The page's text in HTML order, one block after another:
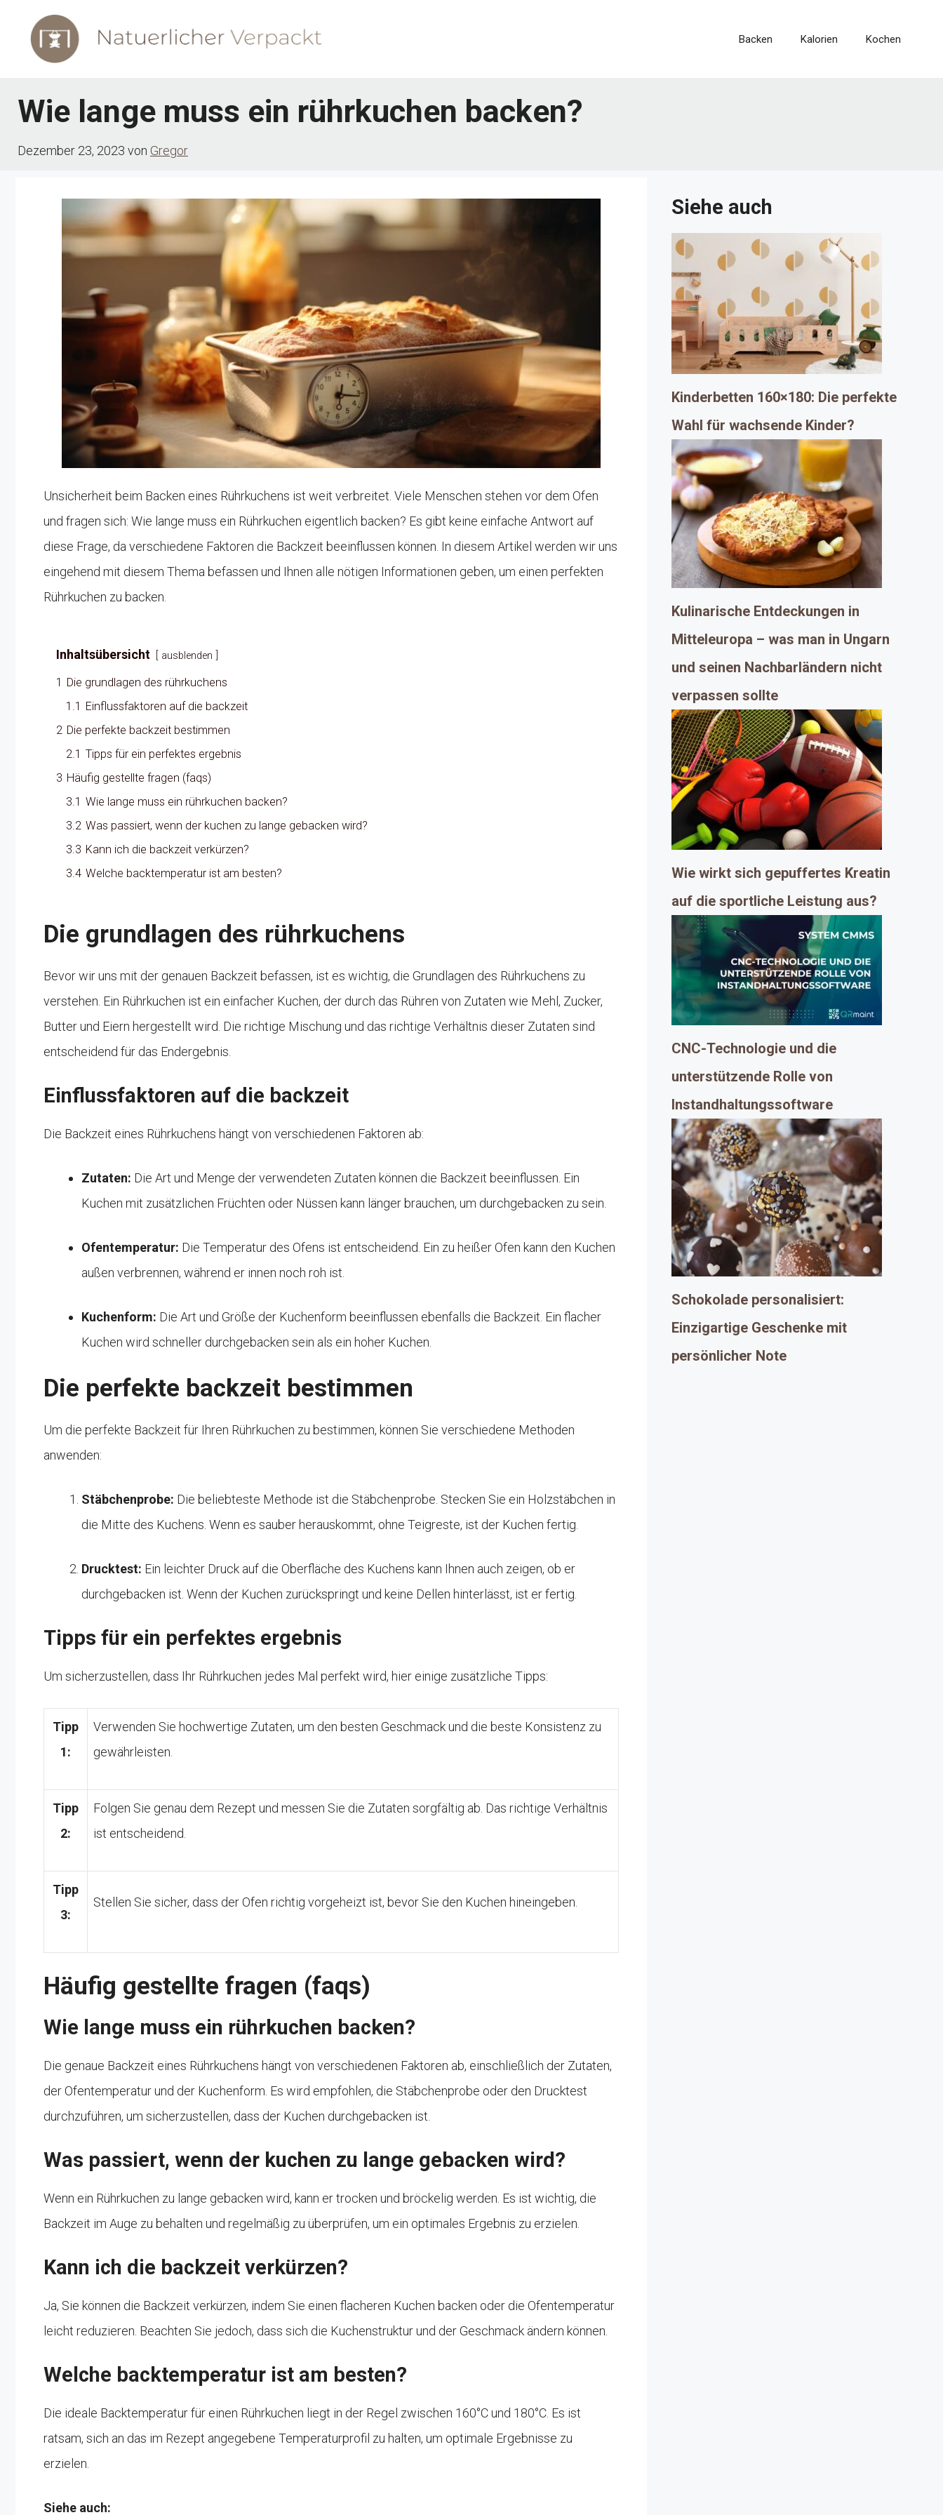
springen
Backen Kalorien Kochen
Wie lange muss ein rührkuchen backen?
Dezember 23, 2023 von Gregor
Unsicherheit beim Backen eines Rührkuchens ist weit verbreitet. Viele Menschen stehen vor dem Ofen
und fragen sich: Wie lange muss ein Rührkuchen eigentlich backen? Es gibt keine einfache Antwort auf
diese Frage, da verschiedene Faktoren die Backzeit beeinflussen können. In diesem Artikel werden wir uns
eingehend mit diesem Thema befassen und Ihnen alle nötigen Informationen geben, um einen perfekten
Rührkuchen zu backen.
Inhaltsübersicht ausblenden
1 Die grundlagen des rührkuchens
1.1 Einflussfaktoren auf die backzeit
2 Die perfekte backzeit bestimmen
2.1 Tipps für ein perfektes ergebnis
3 Häufig gestellte fragen (faqs)
3.1 Wie lange muss ein rührkuchen backen?
3.2 Was passiert, wenn der kuchen zu lange gebacken wird?
3.3 Kann ich die backzeit verkürzen?
3.4 Welche backtemperatur ist am besten?
Die grundlagen des rührkuchens
Bevor wir uns mit der genauen Backzeit befassen, ist es wichtig, die Grundlagen des Rührkuchens zu
verstehen. Ein Rührkuchen ist ein einfacher Kuchen, der durch das Rühren von Zutaten wie Mehl, Zucker,
Butter und Eiern hergestellt wird. Die richtige Mischung und das richtige Verhältnis dieser Zutaten sind
entscheidend für das Endergebnis.
Einflussfaktoren auf die backzeit
Die Backzeit eines Rührkuchens hängt von verschiedenen Faktoren ab:
Zutaten: Die Art und Menge der verwendeten Zutaten können die Backzeit beeinflussen. Ein
Kuchen mit zusätzlichen Früchten oder Nüssen kann länger brauchen, um durchgebacken zu sein.
Ofentemperatur: Die Temperatur des Ofens ist entscheidend. Ein zu heißer Ofen kann den Kuchen
außen verbrennen, während er innen noch roh ist.
Kuchenform: Die Art und Größe der Kuchenform beeinflussen ebenfalls die Backzeit. Ein flacher
Kuchen wird schneller durchgebacken sein als ein hoher Kuchen.
Die perfekte backzeit bestimmen
Um die perfekte Backzeit für Ihren Rührkuchen zu bestimmen, können Sie verschiedene Methoden
anwenden:
Stäbchenprobe: Die beliebteste Methode ist die Stäbchenprobe. Stecken Sie ein Holzstäbchen in
die Mitte des Kuchens. Wenn es sauber herauskommt, ohne Teigreste, ist der Kuchen fertig.
Drucktest: Ein leichter Druck auf die Oberfläche des Kuchens kann Ihnen auch zeigen, ob er
durchgebacken ist. Wenn der Kuchen zurückspringt und keine Dellen hinterlässt, ist er fertig.
Tipps für ein perfektes ergebnis
Um sicherzustellen, dass Ihr Rührkuchen jedes Mal perfekt wird, hier einige zusätzliche Tipps:
Tipp
1:
Verwenden Sie hochwertige Zutaten, um den besten Geschmack und die beste Konsistenz zu
gewährleisten.
Tipp
2:
Folgen Sie genau dem Rezept und messen Sie die Zutaten sorgfältig ab. Das richtige Verhältnis
ist entscheidend.
Tipp
3:
Stellen Sie sicher, dass der Ofen richtig vorgeheizt ist, bevor Sie den Kuchen hineingeben.
Häufig gestellte fragen (faqs)
Wie lange muss ein rührkuchen backen?
Die genaue Backzeit eines Rührkuchens hängt von verschiedenen Faktoren ab, einschließlich der Zutaten,
der Ofentemperatur und der Kuchenform. Es wird empfohlen, die Stäbchenprobe oder den Drucktest
durchzuführen, um sicherzustellen, dass der Kuchen durchgebacken ist.
Was passiert, wenn der kuchen zu lange gebacken wird?
Wenn ein Rührkuchen zu lange gebacken wird, kann er trocken und bröckelig werden. Es ist wichtig, die
Backzeit im Auge zu behalten und regelmäßig zu überprüfen, um ein optimales Ergebnis zu erzielen.
Kann ich die backzeit verkürzen?
Ja, Sie können die Backzeit verkürzen, indem Sie einen flacheren Kuchen backen oder die Ofentemperatur
leicht reduzieren. Beachten Sie jedoch, dass sich die Kuchenstruktur und der Geschmack ändern können.
Welche backtemperatur ist am besten?
Die ideale Backtemperatur für einen Rührkuchen liegt in der Regel zwischen 160°C und 180°C. Es ist
ratsam, sich an das im Rezept angegebene Temperaturprofil zu halten, um optimale Ergebnisse zu
erzielen.
Siehe auch:
Siehe auch
Kinderbetten 160×180: Die perfekte
Wahl für wachsende Kinder?
Kulinarische Entdeckungen in
Mitteleuropa – was man in Ungarn
und seinen Nachbarländern nicht
verpassen sollte
Wie wirkt sich gepuffertes Kreatin
auf die sportliche Leistung aus?
CNC-Technologie und die
unterstützende Rolle von
Instandhaltungssoftware
Schokolade personalisiert:
Einzigartige Geschenke mit
persönlicher Note